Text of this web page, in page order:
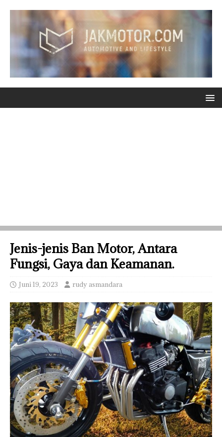
Jenis-jenis Ban Motor, Antara
Fungsi, Gaya dan Keamanan.
Juni 19, 2023 rudy asmandara